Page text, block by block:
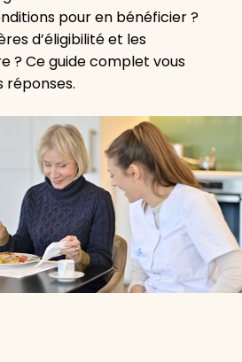
pour en bénéficier ?
d’éligibilité et les
? Ce guide complet vous